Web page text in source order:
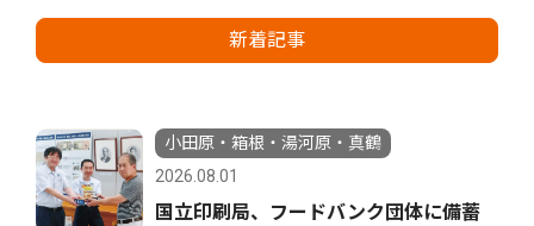
新着記事
小田原・箱根・湯河原・真鶴
2026.08.01
国立印刷局、フードバンク団体に備蓄